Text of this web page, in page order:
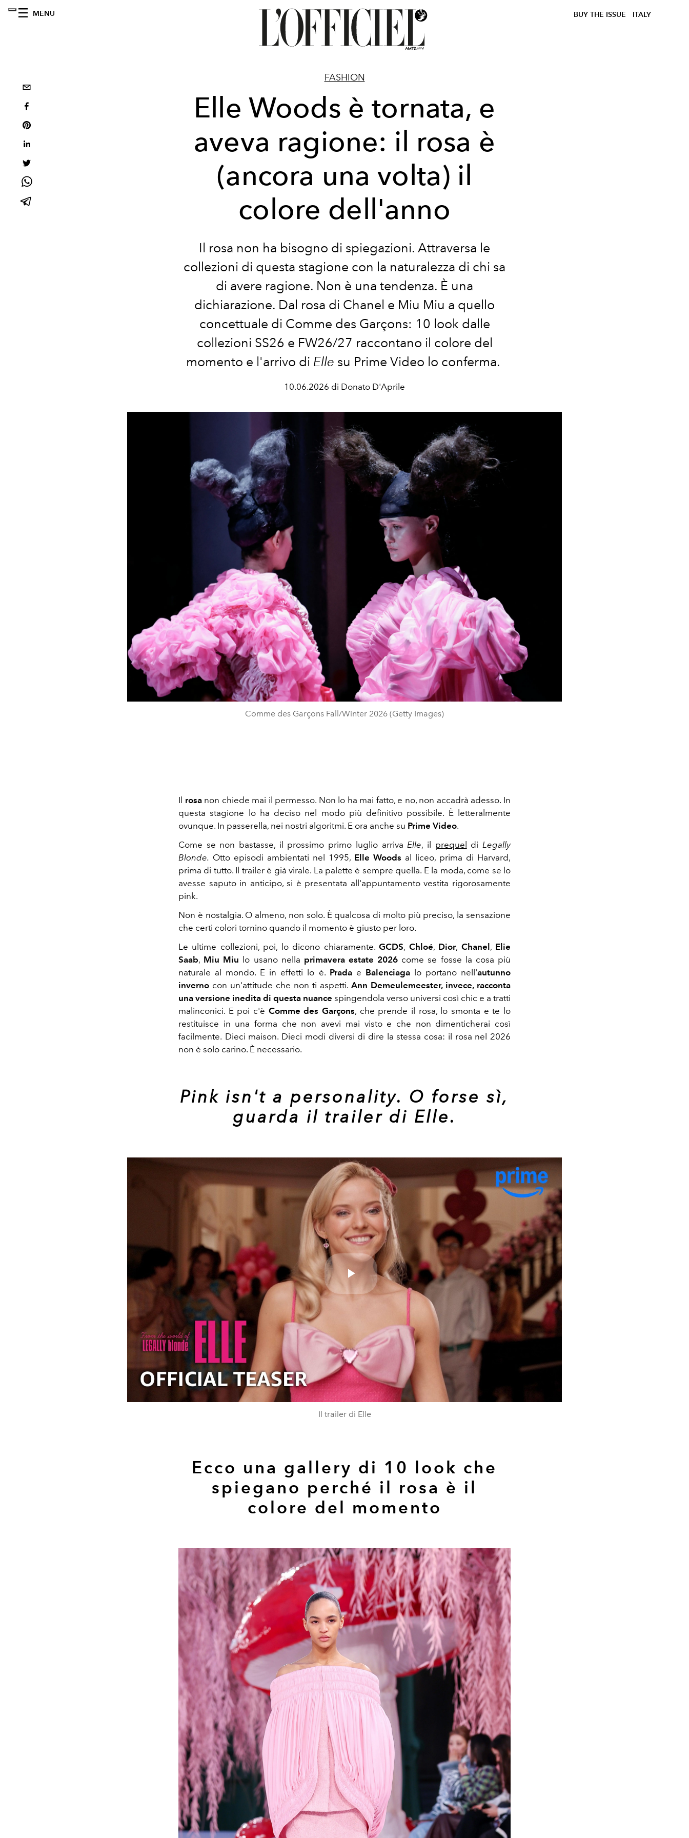
MENU BUY THE ISSUE ITALY
FASHION
Elle Woods è tornata, e
aveva ragione: il rosa è
(ancora una volta) il
colore dell'anno
Il rosa non ha bisogno di spiegazioni. Attraversa le
collezioni di questa stagione con la naturalezza di chi sa
di avere ragione. Non è una tendenza. È una
dichiarazione. Dal rosa di Chanel e Miu Miu a quello
concettuale di Comme des Garçons: 10 look dalle
collezioni SS26 e FW26/27 raccontano il colore del
momento e l'arrivo di Elle su Prime Video lo conferma.
10.06.2026 di Donato D'Aprile
Comme des Garçons Fall/Winter 2026 (Getty Images)
Il rosanon chiede mai il permesso. Non lo ha mai fatto, e no, non accadrà adesso. In
questa stagione lo ha deciso nel modo più definitivo possibile. È letteralmente
ovunque. In passerella, nei nostri algoritmi. E ora anche su Prime Video.
Come se non bastasse, il prossimo primo luglio arrivaElle, il prequel diLegally
Blonde. Otto episodi ambientati nel 1995, Elle Woods al liceo, prima di Harvard,
prima di tutto. Il trailer è già virale. La palette è sempre quella. E la moda, come se lo
avesse saputo in anticipo, si è presentata all'appuntamento vestita rigorosamente
pink.
Non è nostalgia. O almeno, non solo. È qualcosa di molto più preciso, la sensazione
che certi colori tornino quando il momento è giusto per loro.
Le ultime collezioni, poi, lo dicono chiaramente.GCDS, Chloé, Dior, Chanel , Elie
Saab, Miu Miu lo usano nella primavera estate 2026 come se fosse la cosa più
naturale al mondo. E in effetti lo è. Pradae Balenciagalo portano nell'autunno
inverno con un'attitude che non ti aspetti. Ann Demeulemeester, invece, racconta
una versione inedita di questa nuance spingendola verso universi così chic e a tratti
malinconici. E poi c'è Comme des Garçons, che prende il rosa, lo smonta e te lo
restituisce in una forma che non avevi mai visto e che non dimenticherai così
facilmente. Dieci maison. Dieci modi diversi di dire la stessa cosa: il rosa nel 2026
non è solo carino. È necessario.
Pink isn't a personality. O forse sì,
guarda il trailer di Elle.
Play
Video
Il trailer di Elle
Ecco una gallery di 10 look che
spiegano perché il rosa è il
colore del momento